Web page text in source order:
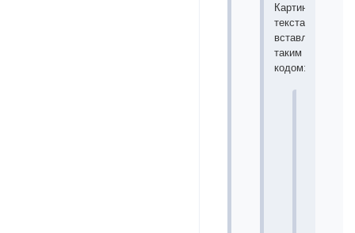
Картинка(вместо
текста)
вставляется
таким
кодом: